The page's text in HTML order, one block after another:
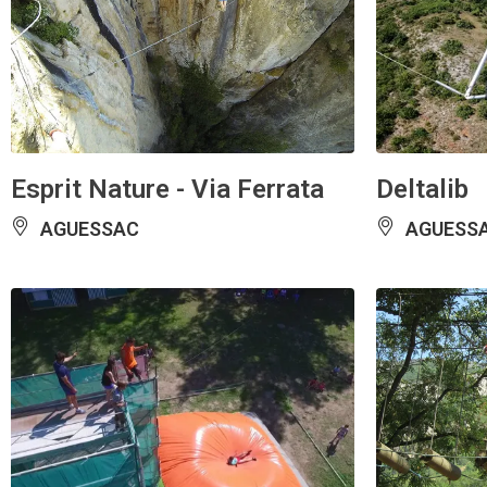
Esprit Nature - Via Ferrata
AGUESSAC
Deltalib